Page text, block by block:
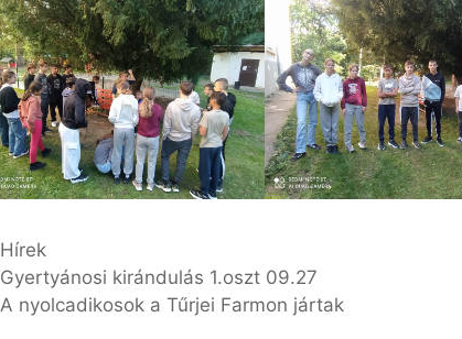
Kategória
Hírek
Gyertyánosi kirándulás 1.oszt 09.27
A nyolcadikosok a Tűrjei Farmon jártak